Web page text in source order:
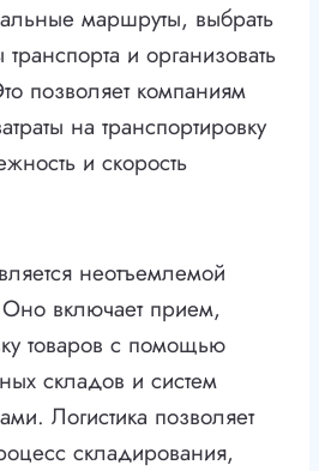
маршруты, выбрать
и организовать
позволяет компаниям
на транспортировку
и скорость
неотъемлемой
Оно включает прием,
товаров с помощью
складов и систем
Логистика позволяет
складирования,